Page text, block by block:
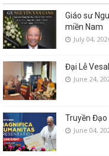
Giáo sư
miền Nam
July 04,
Đại Lễ
June 24,
Truyền Đạo
June 04,